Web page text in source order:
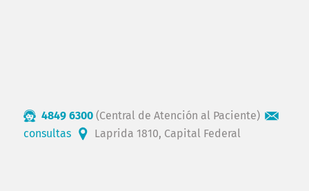
4849 6300 (Central de Atención al Paciente)
consultas
Laprida 1810, Capital Federal